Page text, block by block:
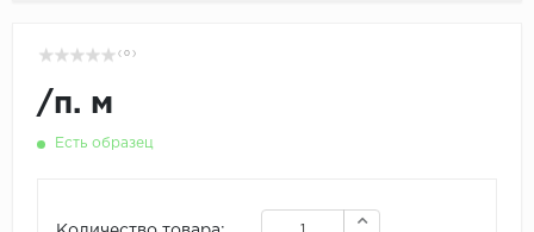
( 0 )
/п. м
Есть образец